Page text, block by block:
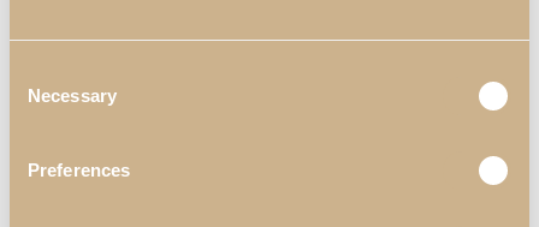
Selection
Necessary
Preferences